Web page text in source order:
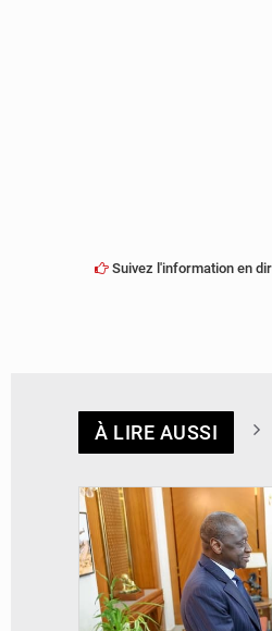
Suivez l'information en
À LIRE AUSSI